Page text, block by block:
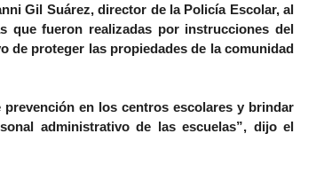
Gil Suárez, director de la Policía Escolar, al
que fueron realizadas por instrucciones del
de proteger las propiedades de la comunidad
en los centros escolares y brindar
administrativo de las escuelas”, dijo el